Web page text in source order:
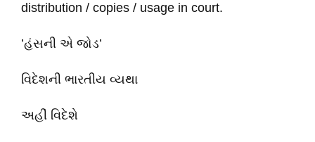
distribution / copies / usage in court.
’હંસની એ જોડ’
વિદેશની ભારતીય વ્યથા
અહીં વિદેશે